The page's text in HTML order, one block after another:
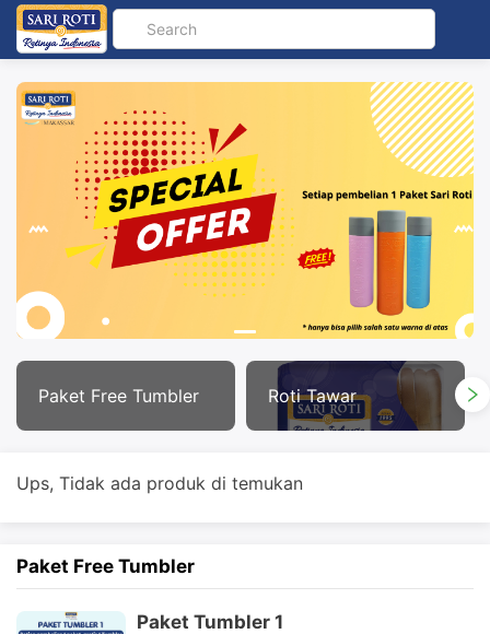
Paket Free Tumbler Roti Tawar
Ups, Tidak ada produk di temukan
Paket Free Tumbler
Paket Tumbler 1